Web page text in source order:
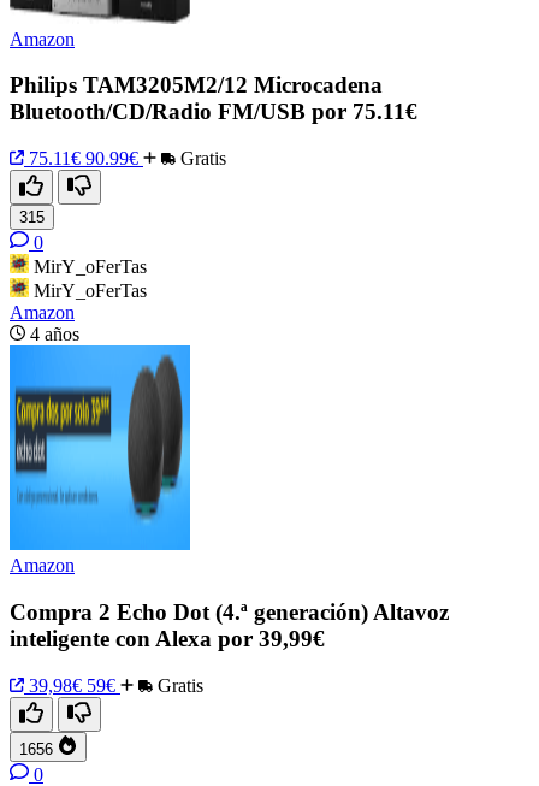
Amazon
Philips TAM3205M2/12 Microcadena
Bluetooth/CD/Radio FM/USB por 75.11€
75.11€ 90.99€ Gratis
315
0
MirY_oFerTas
MirY_oFerTas
Amazon
4 años
Amazon
Compra 2 Echo Dot (4.ª generación) Altavoz
inteligente con Alexa por 39,99€
39,98€ 59€ Gratis
1656
0